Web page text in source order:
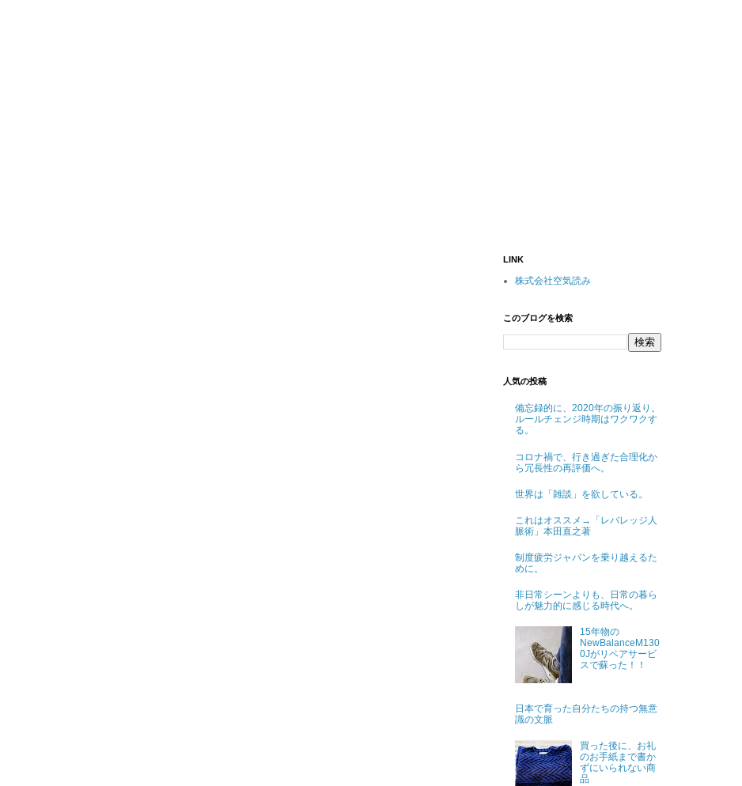
LINK
株式会社空気読み
このブログを検索
人気の投稿
備忘録的に、2020年の振り返り。
ルールチェンジ時期はワクワクす
る。
コロナ禍で、行き過ぎた合理化か
ら冗長性の再評価へ。
世界は「雑談」を欲している。
これはオススメ→「レバレッジ人
脈術」本田直之著
制度疲労ジャパンを乗り越えるた
めに。
非日常シーンよりも、日常の暮ら
しが魅力的に感じる時代へ。
15年物の
NewBalanceM130
0Jがリペアサービ
スで蘇った！！
日本で育った自分たちの持つ無意
識の文脈
買った後に、お礼
のお手紙まで書か
ずにいられない商
品